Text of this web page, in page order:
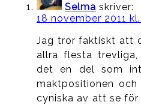
Selma skriver:
18 november 2011 kl.
Jag tror faktiskt att
allra flesta
det en del som
maktpositionen
cyniska av att se